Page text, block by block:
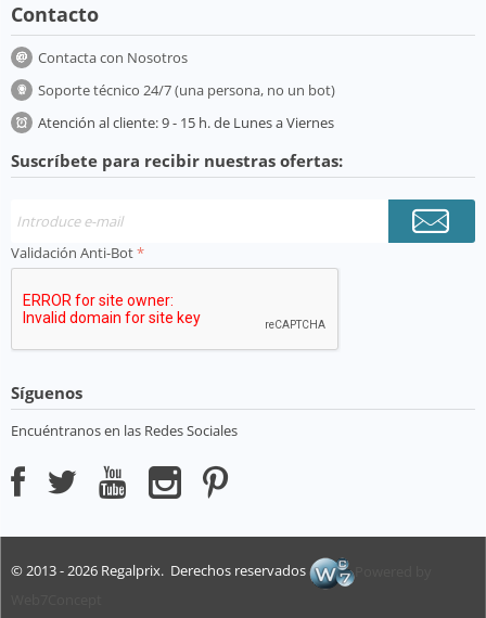
Contacto
Contacta con Nosotros
Soporte técnico 24/7 (una persona, no un bot)
Atención al cliente: 9 - 15 h. de Lunes a Viernes
Suscríbete para recibir nuestras ofertas:
Validación Anti-Bot
Síguenos
Encuéntranos en las Redes Sociales
© 2013 - 2026 Regalprix. Derechos reservados